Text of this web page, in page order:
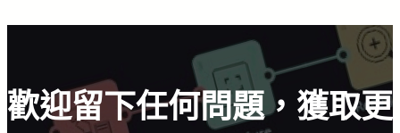
歡迎留下任何問題，獲取更